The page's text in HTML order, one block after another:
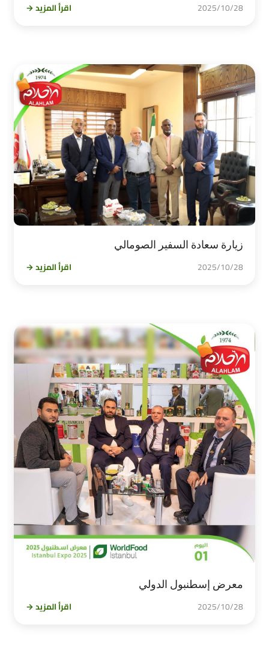
2025/10/28 اقرأ المزيد →
زيارة سعادة السفير الصومالي
2025/10/28 اقرأ المزيد →
معرض إسطنبول الدولي
2025/10/28 اقرأ المزيد →